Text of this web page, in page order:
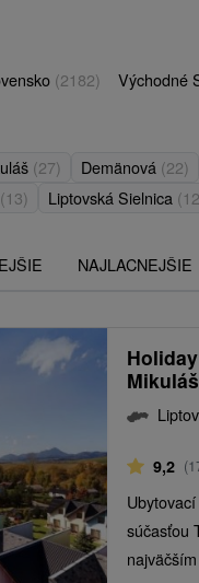
(2182) Východné
(27) Demänová (22)
(13) Liptovská Sielnica
NAJLACNEJŠIE
Mikuláš
9,2
súčasťou